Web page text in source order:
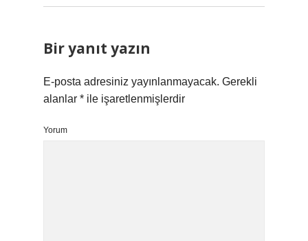
Bir yanıt yazın
E-posta adresiniz yayınlanmayacak. Gerekli
alanlar * ile işaretlenmişlerdir
Yorum